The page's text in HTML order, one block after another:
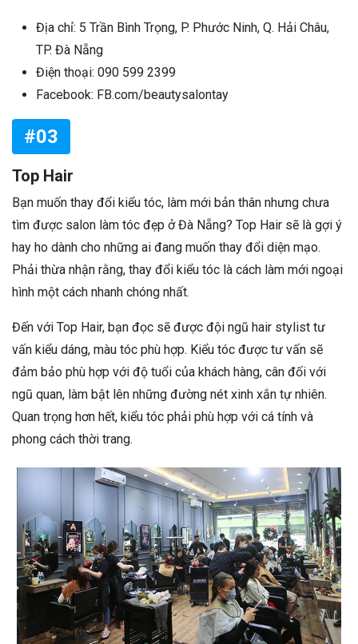
Địa chỉ: 5 Trần Bình Trọng, P. Phước Ninh, Q. Hải Châu,
TP. Đà Nẵng
Điện thoại: 090 599 2399
Facebook: FB.com/beautysalontay
#03
Top Hair
Bạn muốn thay đổi kiểu tóc, làm mới bản thân nhưng chưa
tìm được salon làm tóc đẹp ở Đà Nẵng? Top Hair sẽ là gợi ý
hay ho dành cho những ai đang muốn thay đổi diện mạo.
Phải thừa nhận rằng, thay đổi kiểu tóc là cách làm mới ngoại
hình một cách nhanh chóng nhất.
Đến với Top Hair, bạn đọc sẽ được đội ngũ hair stylist tư
vấn kiểu dáng, màu tóc phù hợp. Kiểu tóc được tư vấn sẽ
đảm bảo phù hợp với độ tuổi của khách hàng, cân đối với
ngũ quan, làm bật lên những đường nét xinh xắn tự nhiên.
Quan trọng hơn hết, kiểu tóc phải phù hợp với cá tính và
phong cách thời trang.